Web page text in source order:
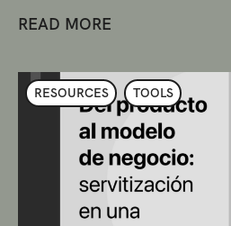
READ MORE
RESOURCES TOOLS